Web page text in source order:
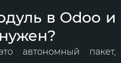
в Odoo и
автономный пакет,